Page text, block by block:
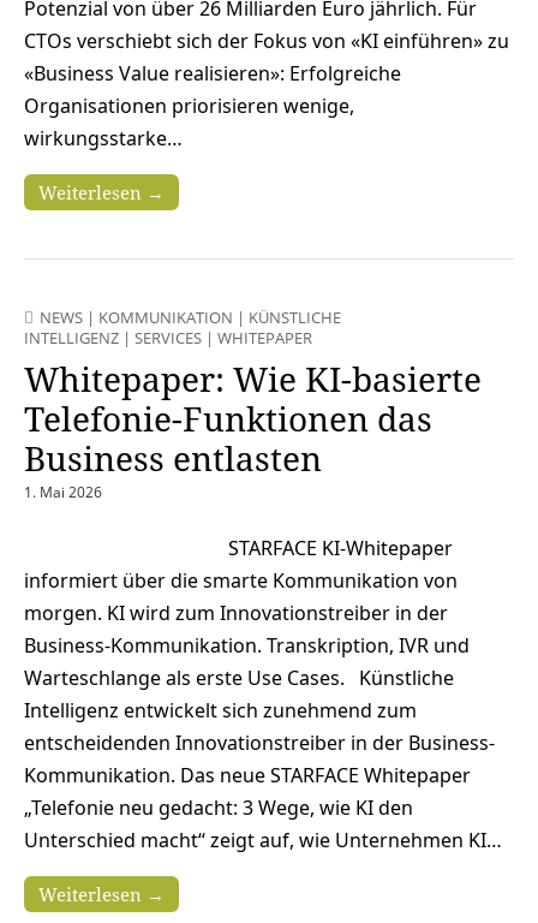
Potenzial von über 26 Milliarden Euro jährlich. Für
CTOs verschiebt sich der Fokus von «­KI einführen­» zu
«­Business Value realisieren­»: Erfolgreiche
Organisationen priorisieren wenige,
wirkungsstarke…
Weiterlesen →
NEWS | KOMMUNIKATION | KÜNSTLICHE
INTELLIGENZ | SERVICES | WHITEPAPER
Whitepaper: Wie KI-basierte
Telefonie-Funktionen das
Business entlasten
1. Mai 2026
STARFACE KI-Whitepaper
informiert über die smarte Kommunikation von
morgen. KI wird zum Innovationstreiber in der
Business-Kommunikation. Transkription, IVR und
Warteschlange als erste Use Cases. Künstliche
Intelligenz entwickelt sich zunehmend zum
entscheidenden Innovationstreiber in der Business-
Kommunikation. Das neue STARFACE Whitepaper
„Telefonie neu gedacht: 3 Wege, wie KI den
Unterschied macht“ zeigt auf, wie Unternehmen KI…
Weiterlesen →